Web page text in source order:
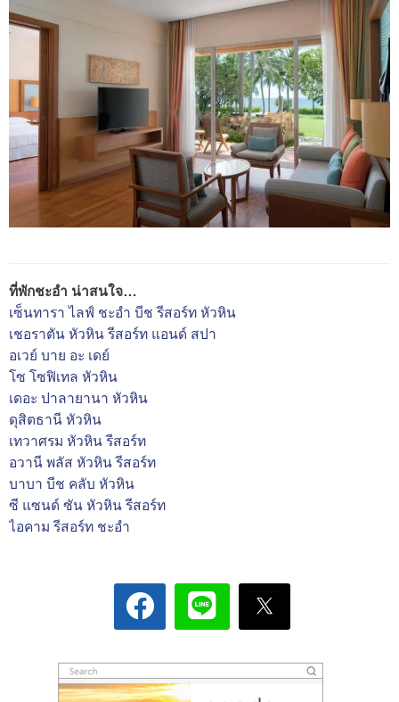
ที่พักชะอำ น่าสนใจ…
เซ็นทารา ไลฟ์ ชะอำ บีช รีสอร์ท หัวหิน
เชอราตัน หัวหิน รีสอร์ท แอนด์ สปา
อเวย์ บาย อะ เดย์
โซ โซฟิเทล หัวหิน
เดอะ ปาลายานา หัวหิน
ดุสิตธานี หัวหิน
เทวาศรม หัวหิน รีสอร์ท
อวานี พลัส หัวหิน รีสอร์ท
บาบา บีช คลับ หัวหิน
ซี แซนด์ ซัน หัวหิน รีสอร์ท
ไอคาม รีสอร์ท ชะอำ